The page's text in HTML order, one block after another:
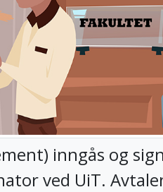
inngås og
ved UiT.